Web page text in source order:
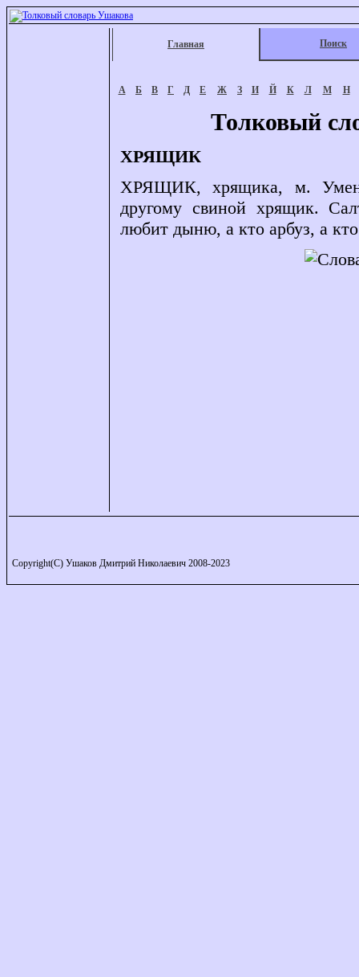
Главная Поиск
А Б В Г Д Е Ж З И Й К Л М Н
Толковый
ХРЯЩИК
ХРЯЩИК, хрящика, м.
другому свиной хрящик.
любит дыню, а кто арбуз, а
Copyright(C) Ушаков Дмитрий Николаевич 2008-2023